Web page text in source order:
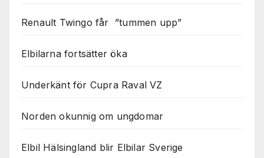
Renault Twingo får ”tummen upp”
Elbilarna fortsätter öka
Underkänt för Cupra Raval VZ
Norden okunnig om ungdomar
Elbil Hälsingland blir Elbilar Sverige